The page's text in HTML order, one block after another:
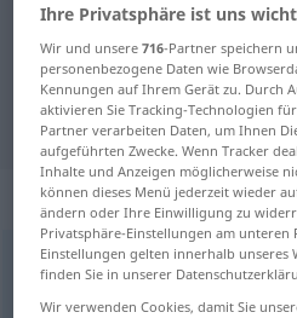
für "nachkommen"
"nachkommen"
Übersetzung
„nachkommen“
nachkommenv/i <irr;s.>
Übersicht aller
Ihre Privatsphäre ist uns
Wir und unsere716-Partner speichern
personenbezogene Daten wie
Kennungen auf Ihrem Gerät zu. Durch
aktivieren Sie Tracking-Technologien
Partner verarbeiten Daten, um Ihnen
aufgeführten Zwecke. Wenn Tracker
Inhalte und Anzeigen möglicherweise
können dieses Menü jederzeit wieder
ändern oder Ihre Einwilligung zu
Privatsphäre-Einstellungen am unteren
Einstellungen gelten innerhalb unseres
finden Sie in unserer
Wir verwenden Cookies, damit Sie